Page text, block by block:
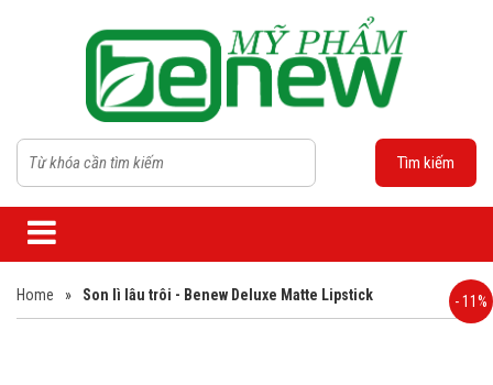
Tìm kiếm
Home » Son lì lâu trôi - Benew Deluxe Matte Lipstick - 11%